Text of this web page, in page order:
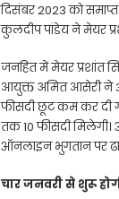
दिसंबर 2023 को
कुलदीप पांडेय ने मेयर
जनहित में मेयर प्रशांत
आयुक्त अमित आसेरी ने
फीसदी छूट कम कर दी
तक 10 फीसदी मिलेगी।
ऑनलाइन भुगतान पर
चार जनवरी से शुरू